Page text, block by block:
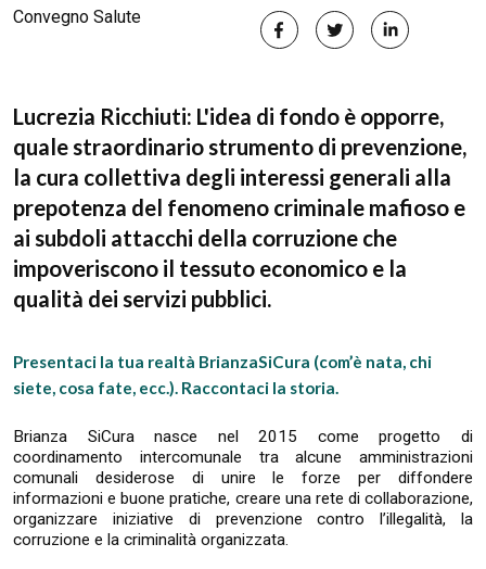
Convegno Salute
Lucrezia Ricchiuti: L'idea di fondo è opporre,
quale straordinario strumento di prevenzione,
la cura collettiva degli interessi generali alla
prepotenza del fenomeno criminale mafioso e
ai subdoli attacchi della corruzione che
impoveriscono il tessuto economico e la
qualità dei servizi pubblici.
Presentaci la tua realtà BrianzaSiCura (com’è nata, chi
siete, cosa fate, ecc.). Raccontaci la storia.
Brianza SiCura nasce nel 2015 come progetto di
coordinamento intercomunale tra alcune amministrazioni
comunali desiderose di unire le forze per diffondere
informazioni e buone pratiche, creare una rete di collaborazione,
organizzare iniziative di prevenzione contro l’illegalità, la
corruzione e la criminalità organizzata.